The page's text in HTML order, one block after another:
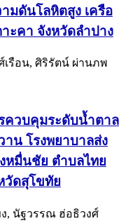
มดันโลหิตสูง เครือ
ะคา จังหวัดลำปาง
เรือน, ศิริรัตน์ ผ่านภพ
ควบคุมระดับน้ำตาล
าน โรงพยาบาลส่ง
หมื่นชัย ตำบลไทย
วัดสุโขทัย
, นัฐวรรณ ฮ่อธิวงศ์